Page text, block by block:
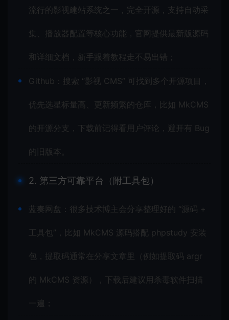
流行的影视建站系统之一，完全开源，支持自动采
集、播放器配置等核心功能，官网提供最新版源码
和详细文档，新手跟着教程走不易出错；
Github：搜索 “影视 CMS” 可找到多个开源项目，
优先选星标量高、更新频繁的仓库，比如 MkCMS
的开源分支，下载前记得看用户评论，避开有 Bug
的旧版本。
2. 第三方可靠平台（附工具包）
蓝奏网盘：很多技术博主会分享整理好的 “源码 +
工具包”，比如 MkCMS 源码搭配 phpstudy 安装
包，提取码通常在分享文章里（例如提取码 argr
的 MkCMS 资源），下载后建议用杀毒软件扫描
一遍；